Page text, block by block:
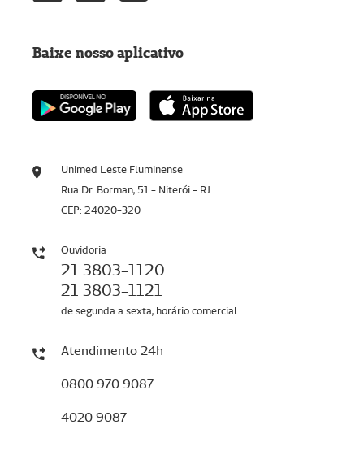
Unimed Leste Fluminense
Rua Dr. Borman, 51 - Niterói - RJ
CEP: 24020-320
Ouvidoria
21 3803-1120
21 3803-1121
de segunda a sexta, horário comercial
Atendimento 24h
0800 970 9087
4020 9087
Baixe nosso aplicativo